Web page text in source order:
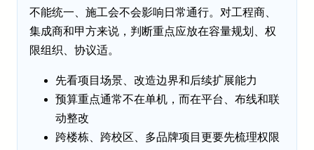
不能统一、施工会不会影响日常通行。对工程商、
集成商和甲方来说，判断重点应放在容量规划、权
限组织、协议适。
先看项目场景、改造边界和后续扩展能力
预算重点通常不在单机，而在平台、布线和联
动整改
跨楼栋、跨校区、多品牌项目更要先梳理权限